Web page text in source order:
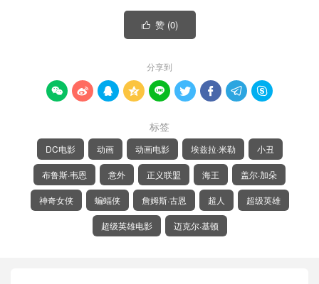
 赞 (0)
分享到
        
标签
DC电影 动画 动画电影 埃兹拉·米勒 小丑
布鲁斯·韦恩 意外 正义联盟 海王 盖尔·加朵
神奇女侠 蝙蝠侠 詹姆斯·古恩 超人 超级英雄
超级英雄电影 迈克尔·基顿